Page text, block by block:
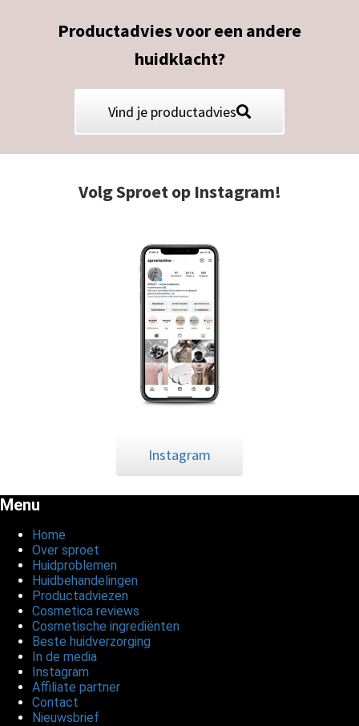
Productadvies voor een andere
huidklacht?
Vind je productadvies
Volg Sproet op Instagram!
Instagram
Menu
Home
Over sproet
Huidproblemen
Huidbehandelingen
Productadviezen
Cosmetica reviews
Cosmetische ingrediënten
Beste huidverzorging
In de media
Instagram
Affiliate partner
Contact
Nieuwsbrief